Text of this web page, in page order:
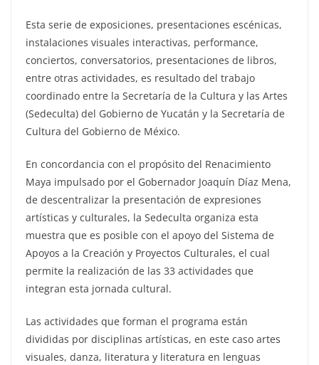
Esta serie de exposiciones, presentaciones escénicas,
instalaciones visuales interactivas, performance,
conciertos, conversatorios, presentaciones de libros,
entre otras actividades, es resultado del trabajo
coordinado entre la Secretaría de la Cultura y las Artes
(Sedeculta) del Gobierno de Yucatán y la Secretaría de
Cultura del Gobierno de México.
En concordancia con el propósito del Renacimiento
Maya impulsado por el Gobernador Joaquín Díaz Mena,
de descentralizar la presentación de expresiones
artísticas y culturales, la Sedeculta organiza esta
muestra que es posible con el apoyo del Sistema de
Apoyos a la Creación y Proyectos Culturales, el cual
permite la realización de las 33 actividades que
integran esta jornada cultural.
Las actividades que forman el programa están
divididas por disciplinas artísticas, en este caso artes
visuales, danza, literatura y literatura en lenguas